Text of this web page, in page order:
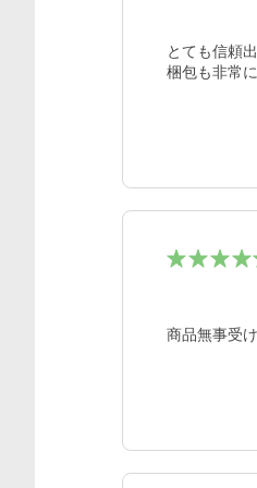
とても信頼
梱包も非常
商品無事受